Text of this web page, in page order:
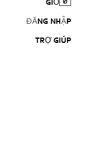
GIỎ
ĐĂNG NHẬP
TRỢ GIÚP